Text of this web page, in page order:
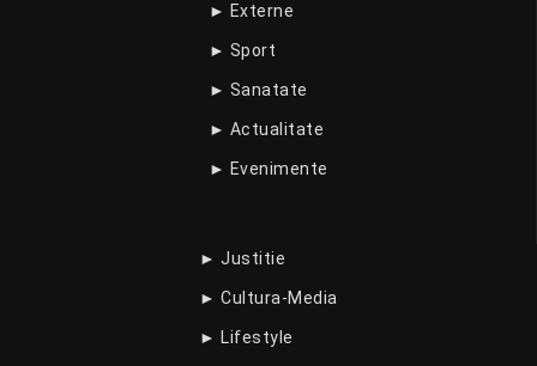
► Externe
► Sport
► Sanatate
► Actualitate
► Evenimente
► Justitie
► Cultura-Media
► Lifestyle